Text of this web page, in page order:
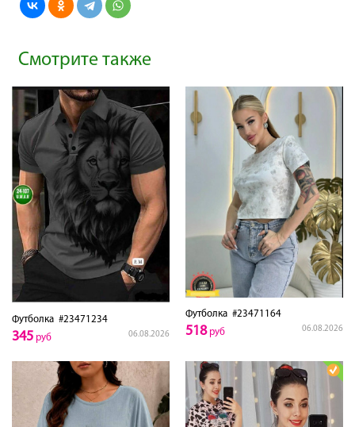
Смотрите также
Футболка #23471234
06.08.2026
345 руб
Футболка #23471164
06.08.2026
518руб